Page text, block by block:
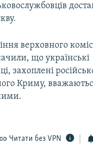
верховного
що українські
захоплені
Криму,
Читати без VPN